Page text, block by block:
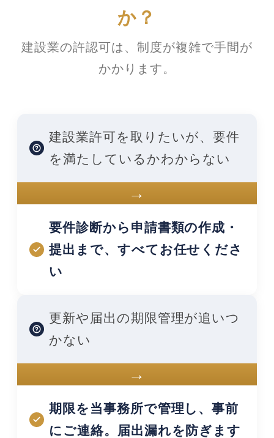
か？
建設業の許認可は、制度が複雑で手間が
かかります。
建設業許可を取りたいが、要件
を満たしているかわからない
→
要件診断から申請書類の作成・
提出まで、すべてお任せくださ
い
更新や届出の期限管理が追いつ
かない
→
期限を当事務所で管理し、事前
にご連絡。届出漏れを防ぎます